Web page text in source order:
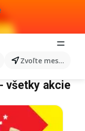
Zvoľte mesto
všetky akcie